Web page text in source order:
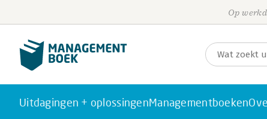
Op
Uitdagingen + oplossingenManagementboeken